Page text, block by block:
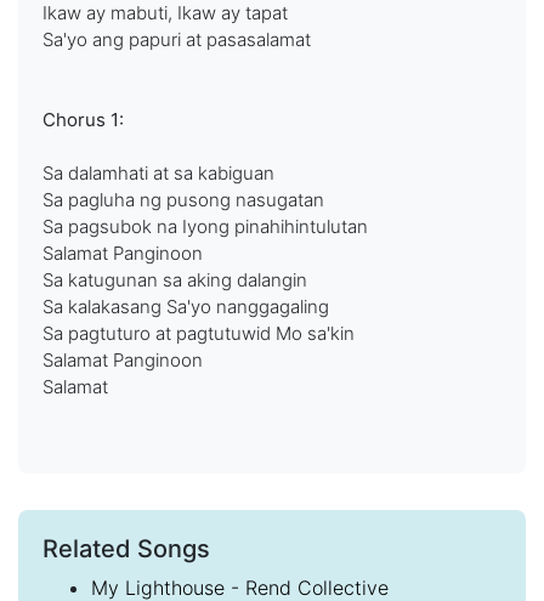
Ikaw ay mabuti, Ikaw ay tapat
Sa'yo ang papuri at pasasalamat
Chorus 1:
Sa dalamhati at sa kabiguan
Sa pagluha ng pusong nasugatan
Sa pagsubok na Iyong pinahihintulutan
Salamat Panginoon
Sa katugunan sa aking dalangin
Sa kalakasang Sa'yo nanggagaling
Sa pagtuturo at pagtutuwid Mo sa'kin
Salamat Panginoon
Salamat
Related Songs
My Lighthouse - Rend Collective